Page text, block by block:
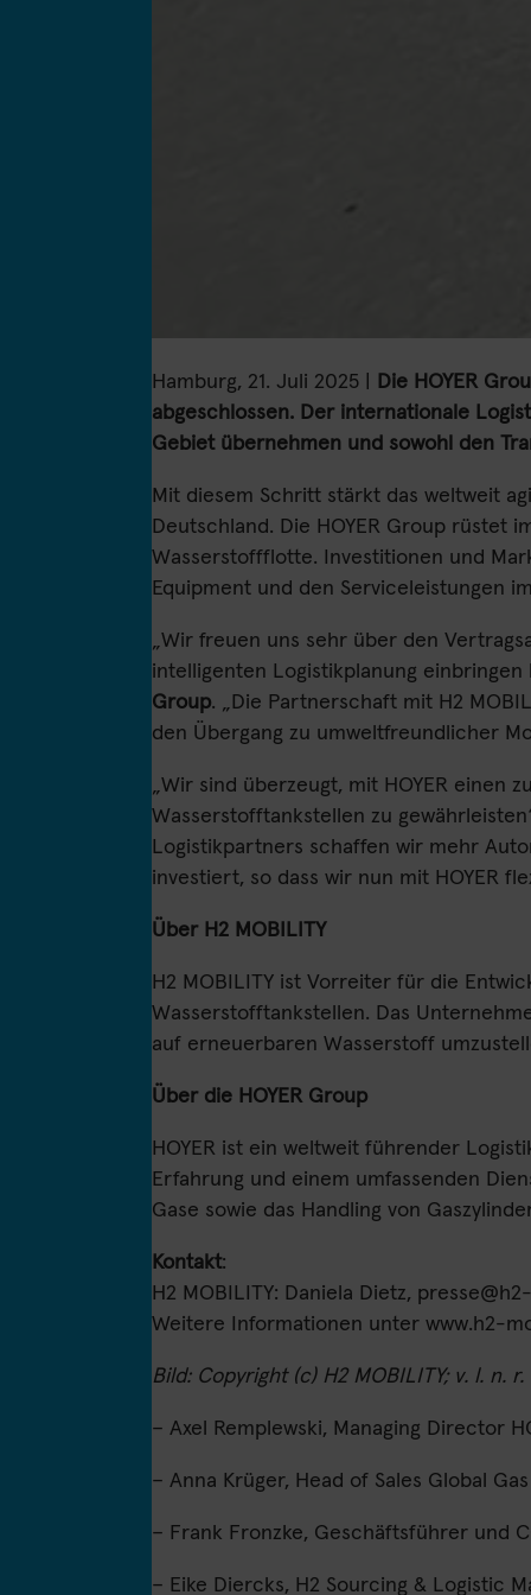
Hamburg, 21. Juli 2025 |
Die HOYER
abgeschlossen. Der internationale
Gebiet übernehmen und sowohl den
Mit diesem Schritt stärkt das weltweit
Deutschland. Die HOYER Group
Wasserstoffflotte. Investitionen und
Equipment und den Serviceleistungen
„Wir freuen uns sehr über den
intelligenten Logistikplanung einbringen
Group. „Die Partnerschaft mit H2
den Übergang zu umweltfreundlicher
„Wir sind überzeugt, mit HOYER einen
Wasserstofftankstellen zu
Logistikpartners schaffen wir mehr
investiert, so dass wir nun mit HOYER
Über H2 MOBILITY
H2 MOBILITY ist Vorreiter für die
Wasserstofftankstellen. Das
auf erneuerbaren Wasserstoff
Über die HOYER Group
HOYER ist ein weltweit führender
Erfahrung und einem umfassenden
Gase sowie das Handling von
Kontakt:
H2 MOBILITY: Daniela Dietz,
Weitere Informationen unter www.h2-
Bild: Copyright (c) H2 MOBILITY; v. l. n. r.
– Axel Remplewski, Managing Director
– Anna Krüger, Head of Sales Global
– Frank Fronzke, Geschäftsführer und
– Eike Diercks, H2 Sourcing & Logistic